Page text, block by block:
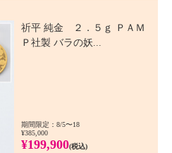
祈平 純金 ２．５ｇ ＰＡＭ
Ｐ社製 バラの妖...
期間限定：8/5〜18
¥385,000
¥199,900(税込)